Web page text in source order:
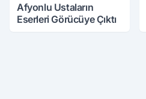
Afyonlu Ustaların
Eserleri Görücüye Çıktı